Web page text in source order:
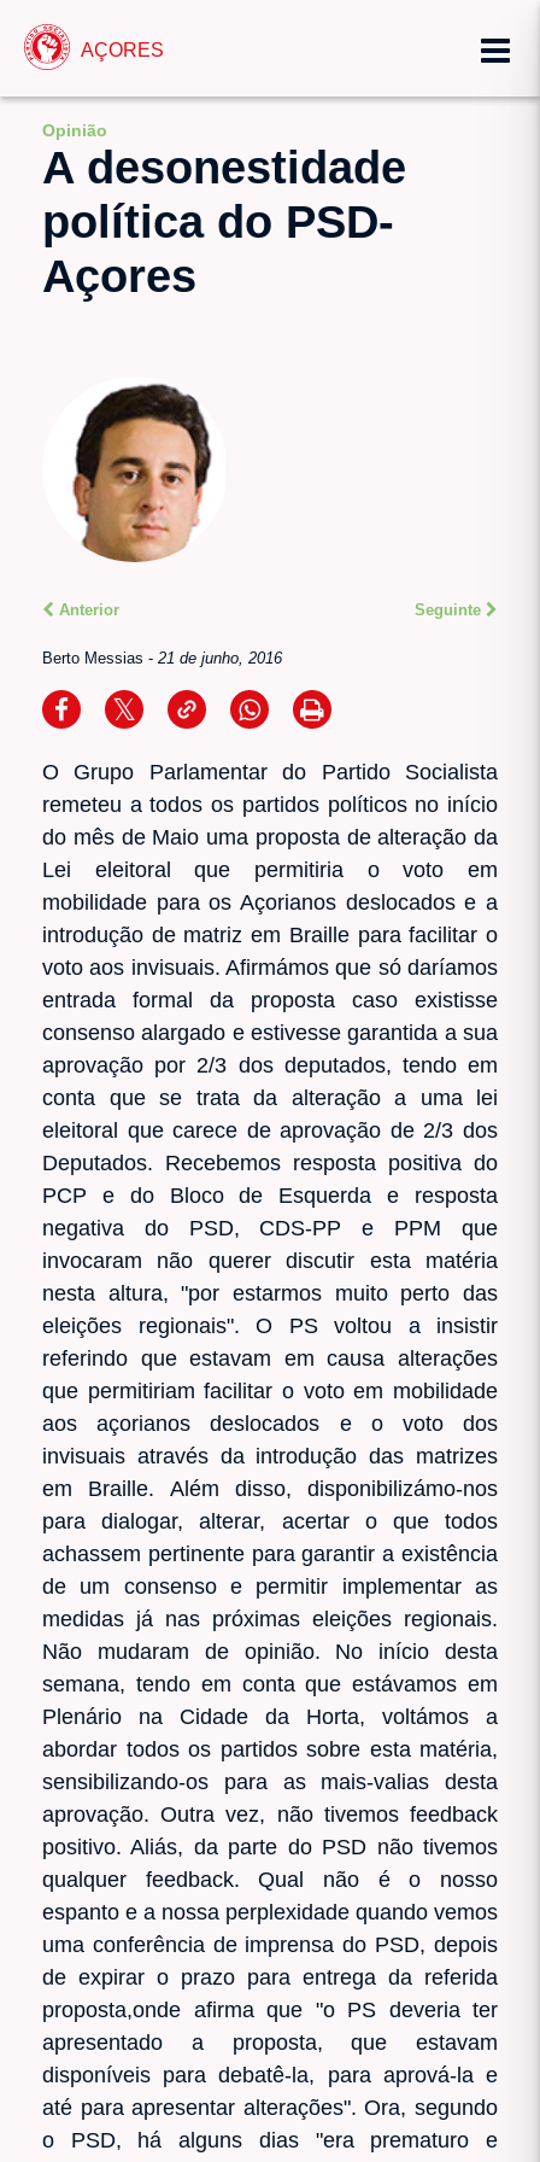
AÇORES
Opinião
A desonestidade
política do PSD-
Açores
Anterior Seguinte
Berto Messias - 21 de junho, 2016
O Grupo Parlamentar do Partido Socialista
remeteu a todos os partidos políticos no início
do mês de Maio uma proposta de alteração da
Lei eleitoral que permitiria o voto em
mobilidade para os Açorianos deslocados e a
introdução de matriz em Braille para facilitar o
voto aos invisuais. Afirmámos que só daríamos
entrada formal da proposta caso existisse
consenso alargado e estivesse garantida a sua
aprovação por 2/3 dos deputados, tendo em
conta que se trata da alteração a uma lei
eleitoral que carece de aprovação de 2/3 dos
Deputados. Recebemos resposta positiva do
PCP e do Bloco de Esquerda e resposta
negativa do PSD, CDS-PP e PPM que
invocaram não querer discutir esta matéria
nesta altura, "por estarmos muito perto das
eleições regionais". O PS voltou a insistir
referindo que estavam em causa alterações
que permitiriam facilitar o voto em mobilidade
aos açorianos deslocados e o voto dos
invisuais através da introdução das matrizes
em Braille. Além disso, disponibilizámo-nos
para dialogar, alterar, acertar o que todos
achassem pertinente para garantir a existência
de um consenso e permitir implementar as
medidas já nas próximas eleições regionais.
Não mudaram de opinião. No início desta
semana, tendo em conta que estávamos em
Plenário na Cidade da Horta, voltámos a
abordar todos os partidos sobre esta matéria,
sensibilizando-os para as mais-valias desta
aprovação. Outra vez, não tivemos feedback
positivo. Aliás, da parte do PSD não tivemos
qualquer feedback. Qual não é o nosso
espanto e a nossa perplexidade quando vemos
uma conferência de imprensa do PSD, depois
de expirar o prazo para entrega da referida
proposta,onde afirma que "o PS deveria ter
apresentado a proposta, que estavam
disponíveis para debatê-la, para aprová-la e
até para apresentar alterações". Ora, segundo
o PSD, há alguns dias "era prematuro e